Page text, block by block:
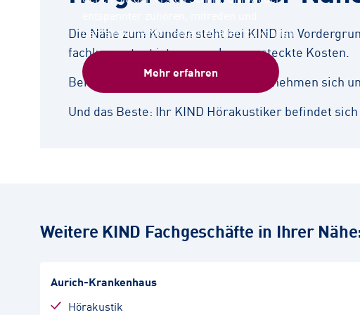
gemeinsame Momente genießen zu können.
Mehr erfahren
Die Nähe zum Kunden steht bei KIND im
fachkompetent ist – ganz ohne versteckte Kosten.
Bei der bedarfsgerechten Beratung nehmen sich
Und das Beste: Ihr KIND Hörakustiker befindet
Weitere KIND Fachgeschäfte in Ihrer
Aurich-Krankenhaus
Hörakustik